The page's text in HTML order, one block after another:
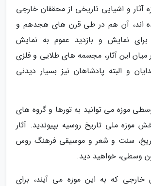
آثار و اشیایی تاریخی از محققان خارجی
اند، آن هم در طی قرن های هجدهم و
برای نمایش و بازدید عموم به نمایش
این آثار، مجسمه های طلایی و فلزی
و البته پادشاهان نیز بسیار دیدنی
موزه می توانید به تورها و گروه های
موزه ملی تاریخ روسیه بپیوندید. آثار
سنت و شعر و موسیقی فرهنگ روس
وسطی، خواهید دید.
خارجی که به این موزه می آیند، برای